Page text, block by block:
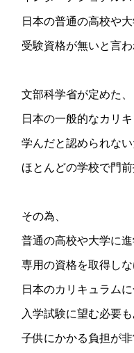
日本の普通の高校や
受験資格が無いと言わ
文部科学省が定めた、
日本の一般的なカリ
学んだと認められない
ほとんどの学校で門
その為、
普通の高校や大学に進
専用の資格を取得し
日本のカリキュラム
入学試験に望む必要も
子供にかかる負担が